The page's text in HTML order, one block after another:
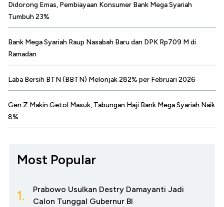
Didorong Emas, Pembiayaan Konsumer Bank Mega Syariah
Tumbuh 23%
Bank Mega Syariah Raup Nasabah Baru dan DPK Rp709 M di
Ramadan
Laba Bersih BTN (BBTN) Melonjak 282% per Februari 2026
Gen Z Makin Getol Masuk, Tabungan Haji Bank Mega Syariah Naik
8%
Most Popular
1.
Prabowo Usulkan Destry Damayanti Jadi
Calon Tunggal Gubernur BI